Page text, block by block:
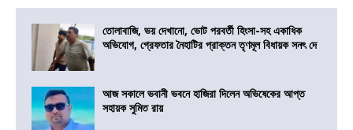
তোলাবাজি, ভয় দেখানো, ভোট পরবর্তী হিংসা-সহ একাধিক
অভিযোগ, গ্রেফতার নৈহাটির প্রাক্তন তৃণমূল বিধায়ক সনৎ দে
আজ সকালে ভবানী ভবনে হাজিরা দিলেন অভিষেকের আপ্ত
সহায়ক সুমিত রায়